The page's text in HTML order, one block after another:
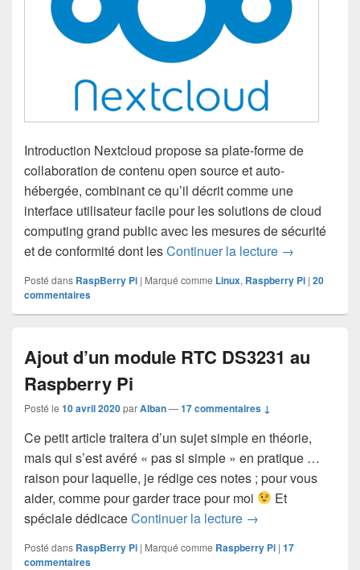
Introduction Nextcloud propose sa plate-forme de
collaboration de contenu open source et auto-
hébergée, combinant ce qu’il décrit comme une
interface utilisateur facile pour les solutions de cloud
computing grand public avec les mesures de sécurité
et de conformité dont lesContinuer la lecture Installer
→
Posté dans RaspBerry Pi | Marqué comme Linux, Raspberry Pi | 20
commentaires
Ajout d’un module RTC DS3231 au
Raspberry Pi
Posté le 10 avril 2020parAlban—17 commentaires ↓
Ce petit article traitera d’un sujet simple en théorie,
mais qui s’est avéré « pas si simple » en pratique …
raison pour laquelle, je rédige ces notes ; pour vous
aider, comme pour garder trace pour moi
Et
spéciale dédicaceContinuer la lecture Ajout d’un module
→
Posté dans RaspBerry Pi | Marqué comme Raspberry Pi | 17
commentaires